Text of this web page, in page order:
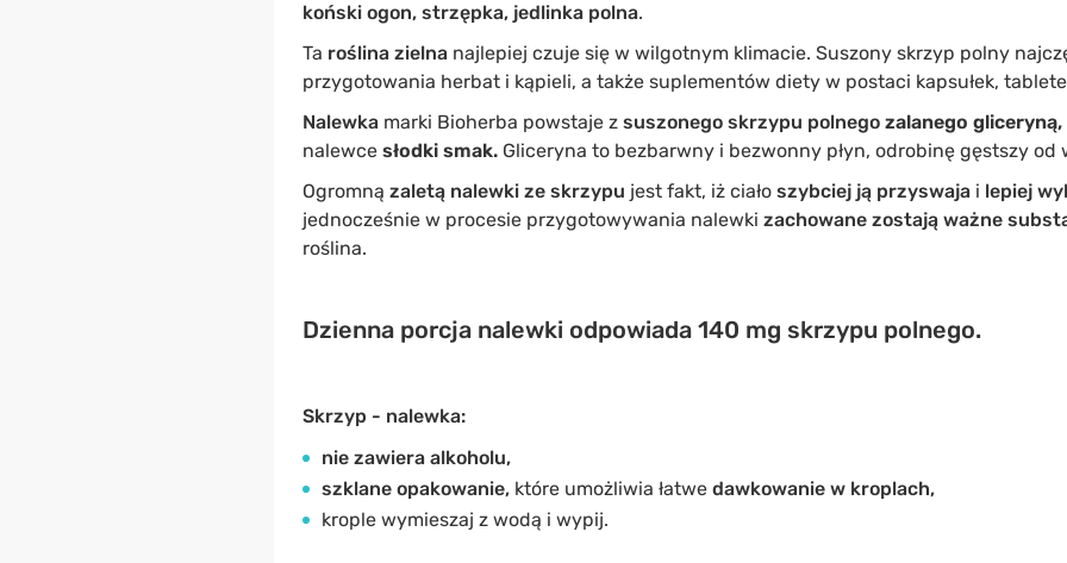
koński ogon, strzępka, jedlinka polna.
Ta roślina zielnanajlepiej czuje się w wilgotnym klimacie. Suszony skrzyp polny
przygotowania herbat i kąpieli, a także suplementów diety w postaci kapsułek,
Nalewka marki Bioherba powstaje zsuszonego skrzypu polnegozalanego gliceryną,
nalewcesłodki smak. Gliceryna to bezbarwny i bezwonny płyn, odrobinę gęstszy od
Ogromną zaletą nalewki ze skrzypu jest fakt, iż ciało szybciej ją przyswajai lepiej
jednocześnie w procesie przygotowywania nalewki zachowane zostają ważne
roślina.
Dzienna porcja nalewki odpowiada 140 mg skrzypu polnego.
Skrzyp - nalewka:
nie zawiera alkoholu,
szklane opakowanie, które umożliwia łatwe dawkowanie w kroplach,
krople wymieszaj z wodą i wypij.